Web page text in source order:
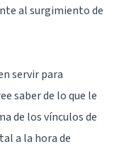
al surgimiento de
servir para
saber de lo que le
de los vínculos de
a la hora de